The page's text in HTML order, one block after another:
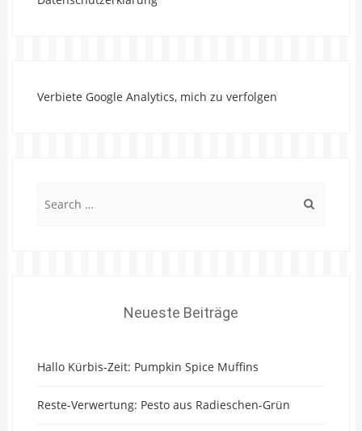
Verbiete Google Analytics, mich zu verfolgen
Neueste Beiträge
Hallo Kürbis-Zeit: Pumpkin Spice Muffins
Reste-Verwertung: Pesto aus Radieschen-Grün